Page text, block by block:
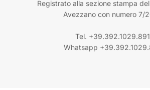
Registrato alla sezione stampa
Avezzano con numero 7/
Tel. +39.392.1029.891
Whatsapp